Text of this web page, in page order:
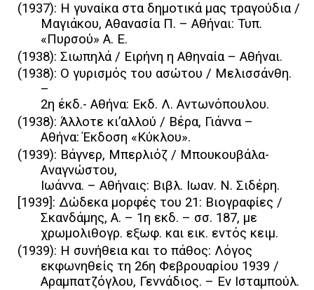
(1937): Η γυναίκα στα δημοτικά μας τραγούδια /
Μαγιάκου, Αθανασία Π. – Αθήναι: Τυπ.
«Πυρσού» Α. Ε.
(1938): Σιωπηλά / Ειρήνη η Αθηναία – Αθήναι.
(1938): Ο γυρισμός του ασώτου / Μελισσάνθη.
–
2η έκδ.- Αθήνα: Εκδ. Λ. Αντωνόπουλου.
(1938): Άλλοτε κι’αλλού / Βέρα, Γιάννα –
Αθήνα: Έκδοση «Κύκλου».
(1939): Βάγνερ, Μπερλιόζ / Μπουκουβάλα-
Αναγνώστου,
Ιωάννα. – Αθήναις: Βιβλ. Ιωαν. Ν. Σιδέρη.
[1939]: Δώδεκα μορφές του 21: Bιογραφίες /
Σκανδάμης, Α. – 1η εκδ. – σσ. 187, με
χρωμολιθογρ. εξωφ. και εικ. εντός κειμ.
(1939): Η συνήθεια και το πάθος: Λόγος
εκφωνηθείς τη 26η Φεβρουαρίου 1939 /
Αραμπατζόγλου, Γεννάδιος. – Εν Ισταμπούλ.